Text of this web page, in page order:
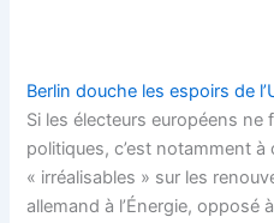
Berlin douche les espoirs de
Si les électeurs européens
politiques, c’est notamment à
« irréalisables » sur les
allemand à l’Énergie, opposé